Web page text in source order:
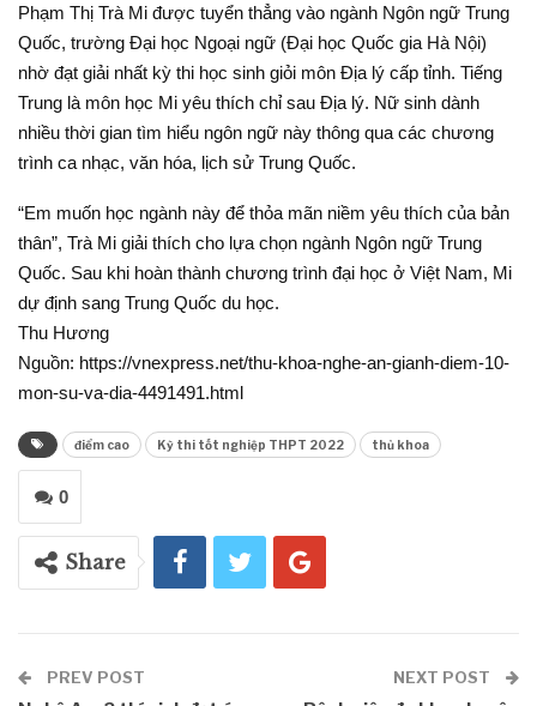
Phạm Thị Trà Mi được tuyển thẳng vào ngành Ngôn ngữ Trung
Quốc, trường Đại học Ngoại ngữ (Đại học Quốc gia Hà Nội)
nhờ đạt giải nhất kỳ thi học sinh giỏi môn Địa lý cấp tỉnh. Tiếng
Trung là môn học Mi yêu thích chỉ sau Địa lý. Nữ sinh dành
nhiều thời gian tìm hiểu ngôn ngữ này thông qua các chương
trình ca nhạc, văn hóa, lịch sử Trung Quốc.
“Em muốn học ngành này để thỏa mãn niềm yêu thích của bản
thân”, Trà Mi giải thích cho lựa chọn ngành Ngôn ngữ Trung
Quốc. Sau khi hoàn thành chương trình đại học ở Việt Nam, Mi
dự định sang Trung Quốc du học.
Thu Hương
Nguồn: https://vnexpress.net/thu-khoa-nghe-an-gianh-diem-10-
mon-su-va-dia-4491491.html
điểm cao Kỳ thi tốt nghiệp THPT 2022 thủ khoa
0
Share
PREV POST NEXT POST